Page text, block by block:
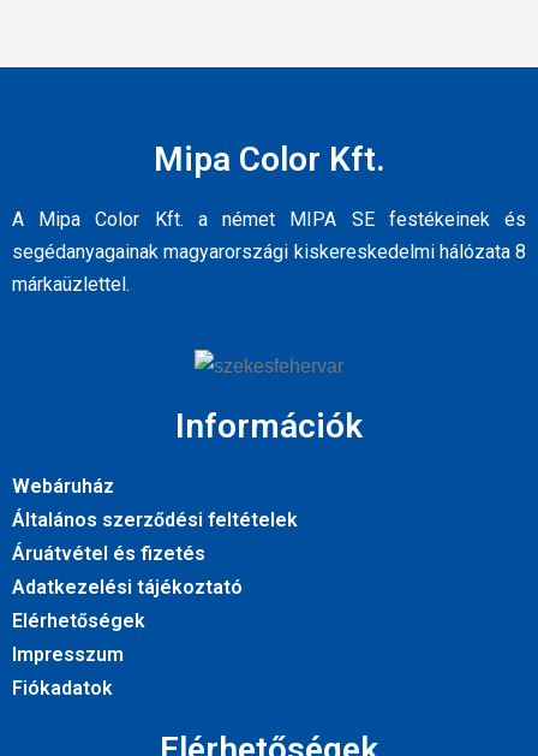
Mipa Color Kft.
A Mipa Color Kft. a német MIPA SE festékeinek és
segédanyagainak magyarországi kiskereskedelmi hálózata 8
márkaüzlettel.
Információk
Webáruház
Általános szerződési feltételek
Áruátvétel és fizetés
Adatkezelési tájékoztató
Elérhetőségek
Impresszum
Fiókadatok